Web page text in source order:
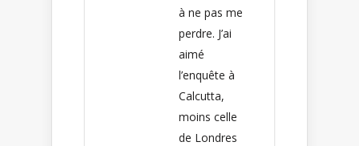
à ne pas me
perdre. J’ai
aimé
l’enquête à
Calcutta,
moins celle
de Londres